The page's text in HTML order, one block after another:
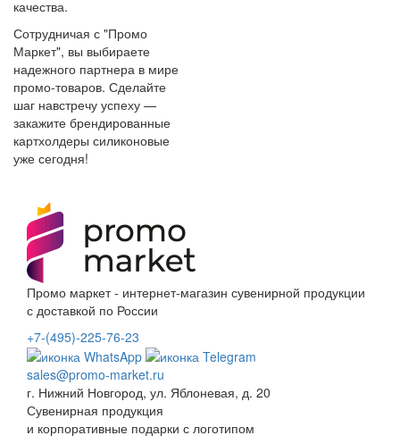
качества.
Сотрудничая с "Промо
Маркет", вы выбираете
надежного партнера в мире
промо-товаров. Сделайте
шаг навстречу успеху —
закажите брендированные
картхолдеры силиконовые
уже сегодня!
Промо маркет - интернет-магазин сувенирной продукции
с доставкой по России
+7-(495)-225-76-23
sales@promo-market.ru
г. Нижний Новгород, ул. Яблоневая, д. 20
Сувенирная продукция
и корпоративные подарки с логотипом